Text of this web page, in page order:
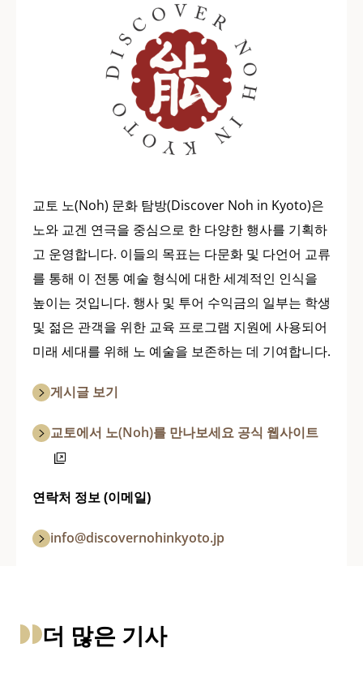
교토 노(Noh) 문화 탐방(Discover Noh in Kyoto)은
노와 교겐 연극을 중심으로 한 다양한 행사를 기획하
고 운영합니다. 이들의 목표는 다문화 및 다언어 교류
를 통해 이 전통 예술 형식에 대한 세계적인 인식을
높이는 것입니다. 행사 및 투어 수익금의 일부는 학생
및 젊은 관객을 위한 교육 프로그램 지원에 사용되어
미래 세대를 위해 노 예술을 보존하는 데 기여합니다.
게시글 보기
교토에서 노(Noh)를 만나보세요 공식 웹사이트
연락처 정보 (이메일)
info@discovernohinkyoto.jp
더 많은 기사